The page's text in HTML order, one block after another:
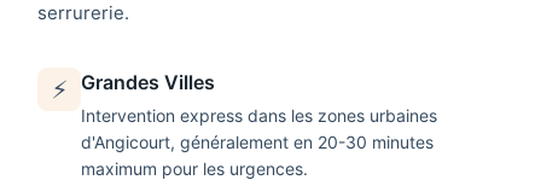
serrurerie.
⚡ Grandes Villes
Intervention express dans les zones urbaines
d'Angicourt, généralement en 20-30 minutes
maximum pour les urgences.